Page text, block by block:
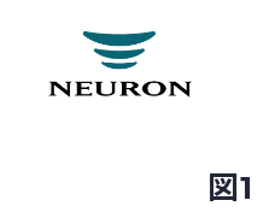
図1